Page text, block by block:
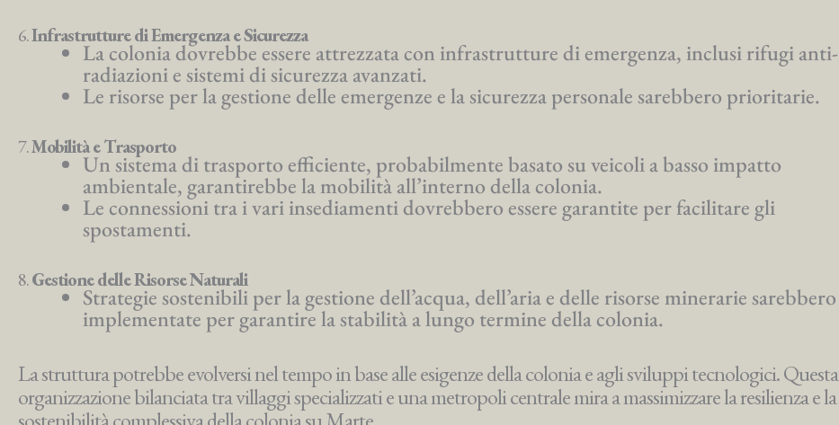
6.Infrastrutture di Emergenza e Sicurezza
La colonia dovrebbe essere attrezzata con infrastrutture di emergenza, inclusi rifugi anti-
radiazioni e sistemi di sicurezza avanzati.
Le risorse per la gestione delle emergenze e la sicurezza personale sarebbero prioritarie.
7.Mobilità e Trasporto
Un sistema di trasporto efficiente, probabilmente basato su veicoli a basso impatto
ambientale, garantirebbe la mobilità all’interno della colonia.
Le connessioni tra i vari insediamenti dovrebbero essere garantite per facilitare gli
spostamenti.
8.Gestione delle Risorse Naturali
Strategie sostenibili per la gestione dell’acqua, dell’aria e delle risorse minerarie sarebbero
implementate per garantire la stabilità a lungo termine della colonia.
La struttura potrebbe evolversi nel tempo in base alle esigenze della colonia e agli sviluppi tecnologici. Questa
organizzazione bilanciata tra villaggi specializzati e una metropoli centrale mira a massimizzare la resilienza e la